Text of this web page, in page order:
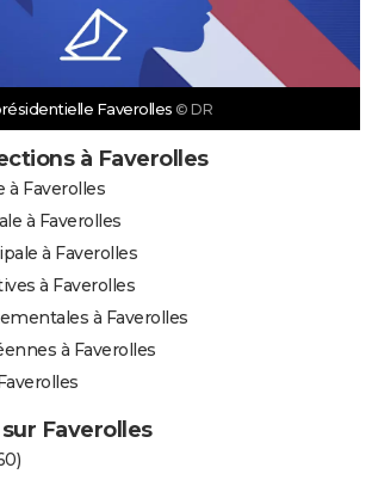
Faverolles © DR
à Faverolles
à Faverolles
à Faverolles
à Faverolles
à Faverolles
à Faverolles
à Faverolles
Faverolles